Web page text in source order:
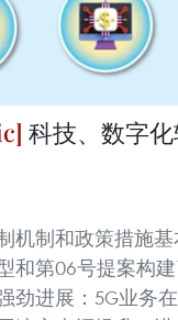
科技、数字
机制和政策措施
和第06号提案构
劲进展：5G业务